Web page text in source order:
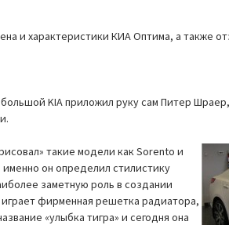
и характеристики КИА Оптима, а также
KIA приложил руку сам Питер
такие модели как Sorento и
он определил стилистику
заметную роль в создании
фирменная решетка радиатора,
«улыбка тигра» и сегодня она